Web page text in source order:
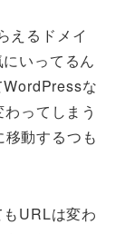
えるドメイ
いってるん
な
ってしまう
動するつも
URLは変わ